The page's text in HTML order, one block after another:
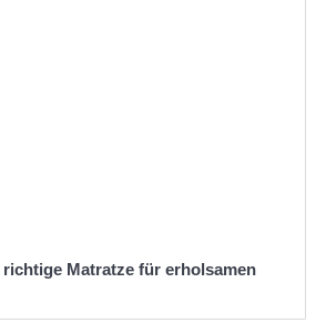
Matratze für erholsamen